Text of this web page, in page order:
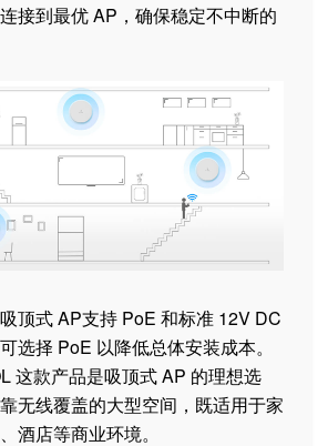
接到最优 AP，确保稳定不中断的
顶式 AP支持 PoE 和标准 12V DC
选择 PoE 以降低总体安装成本。
这款产品是吸顶式 AP 的理想选
无线覆盖的大型空间，既适用于家
酒店等商业环境。